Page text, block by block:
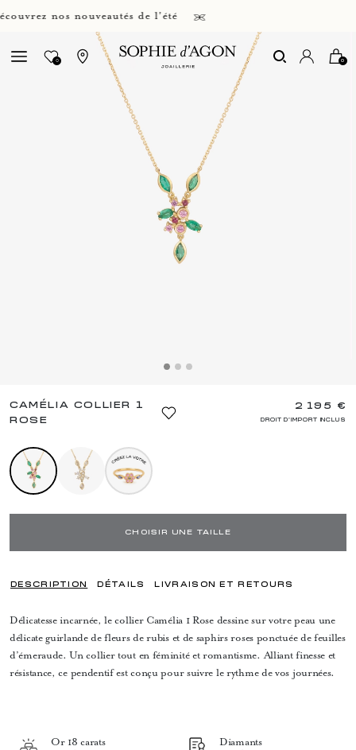
nos nouveautés de l'été
0 0
CAMÉLIA COLLIER 1
ROSE
2 195 €
DROIT D'IMPORT INCLUS
CHOISIR UNE TAILLE
DESCRIPTION DÉTAILS LIVRAISON ET RETOURS
Délicatesse incarnée, le collier Camélia 1 Rose dessine sur votre peau une
délicate guirlande de fleurs de rubis et de saphirs roses ponctuée de feuilles
d’émeraude. Un collier tout en féminité et romantisme. Alliant finesse et
résistance, ce pendentif est conçu pour suivre le rythme de vos journées.
Or 18 carats
Diamants